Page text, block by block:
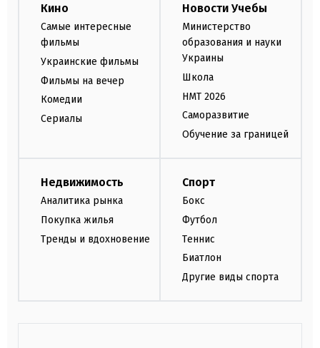
Кино
Самые интересные
фильмы
Украинские фильмы
Фильмы на вечер
Комедии
Сериалы
Новости Учебы
Министерство
образования и науки
Украины
Школа
НМТ 2026
Саморазвитие
Обучение за границей
Недвижимость
Аналитика рынка
Покупка жилья
Тренды и вдохновение
Спорт
Бокс
Футбол
Теннис
Биатлон
Другие виды спорта